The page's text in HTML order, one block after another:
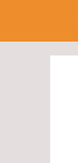
contenido